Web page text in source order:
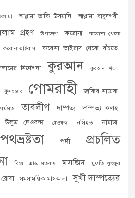
আল্লামা তাকি উসমানি আল্লামা বাবুনগরী
গ্রহণ উপদেশ করোনা করোনা থেকে
করোনাভাইরাস করোনা ভাইরাস থেকে বাঁচতে
নির্দেশনা কুরআন কুরআন শিক্ষা
কুসংস্কার গোমরাহী জাকির নায়েক
তাবলীগ দাম্পত্য দাম্পত্য কলহ
উলুম দেওবন্দ দেওবন্দ নসিহত নামাজ
পথভ্রষ্টতা পর্দা
প্রচলিত
বিয়ে ভ্রান্ত মতবাদ মসজিদ মুফতি লুৎফুর
রোযা সমসাময়িক মাসআলা
সুখী দাম্পত্যের